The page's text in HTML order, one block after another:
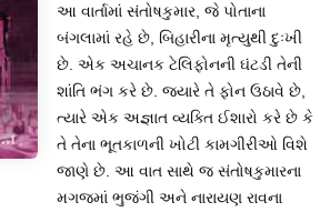
આ વાર્તામાં સંતોષકુમાર, જે પોતાના
બંગલામાં રહે છે, બિહારીના મૃત્યુથી દુઃખી
છે. એક અચાનક ટેલિફોનની ઘંટડી તેની
શાંતિ ભંગ કરે છે. જ્યારે તે ફોન ઉઠાવે છે,
ત્યારે એક અજ્ઞાત વ્યક્તિ ઈશારો કરે છે કે
તે તેના ભૂતકાળની ખોટી કામગીરીઓ વિશે
જાણે છે. આ વાત સાથે જ સંતોષકુમારના
મગજમાં ભુજંગી અને નારાયણ રાવના